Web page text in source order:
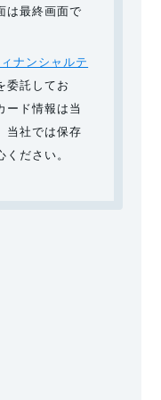
は最終画面で
ナンシャルテ
委託してお
ード情報は当
当社では保存
ださい。